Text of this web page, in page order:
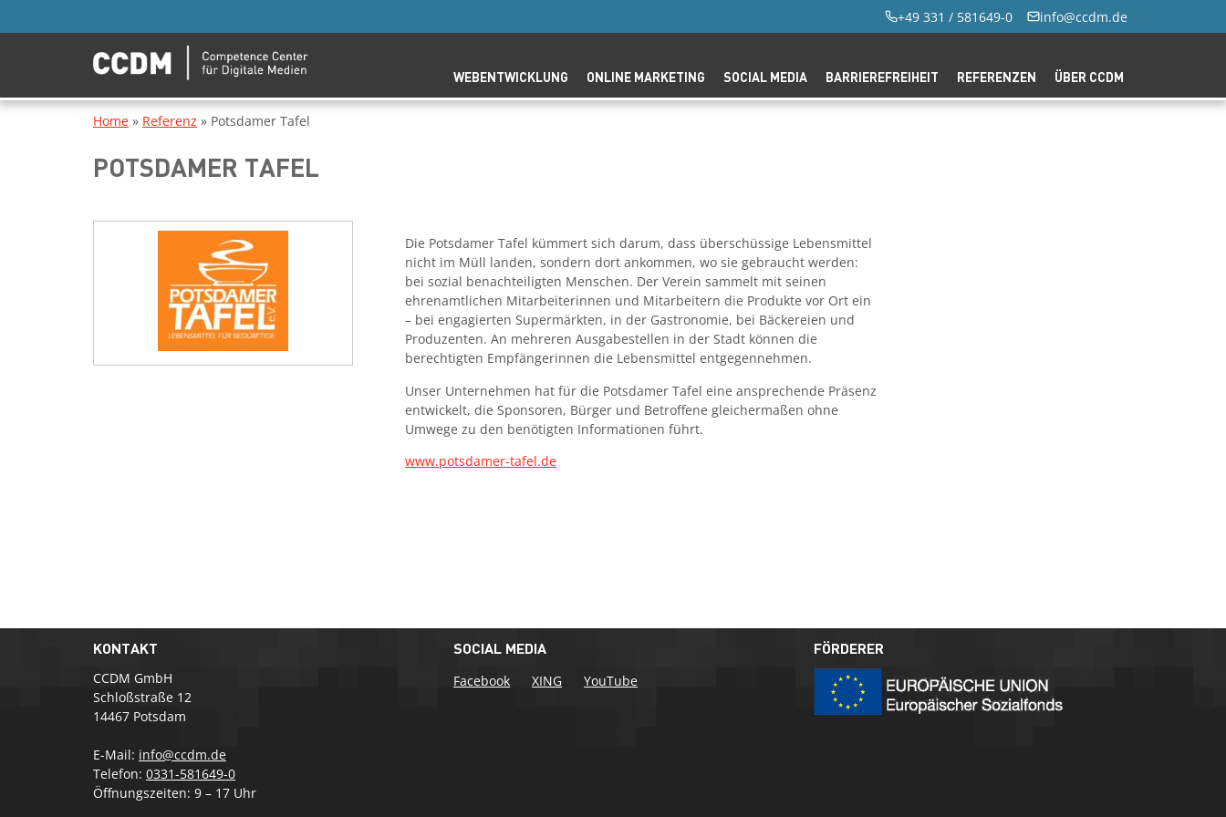
+49 331 / 581649-0 info@ccdm.de
WEBENTWICKLUNG ONLINE MARKETING SOCIAL MEDIA BARRIEREFREIHEIT REFERENZEN ÜBER CCDM
Home » Referenz » Potsdamer Tafel
POTSDAMER TAFEL
Die Potsdamer Tafel kümmert sich darum, dass überschüssige Lebensmittel
nicht im Müll landen, sondern dort ankommen, wo sie gebraucht werden:
bei sozial benachteiligten Menschen. Der Verein sammelt mit seinen
ehrenamtlichen Mitarbeiterinnen und Mitarbeitern die Produkte vor Ort ein
– bei engagierten Supermärkten, in der Gastronomie, bei Bäckereien und
Produzenten. An mehreren Ausgabestellen in der Stadt können die
berechtigten Empfängerinnen die Lebensmittel entgegennehmen.
Unser Unternehmen hat für die Potsdamer Tafel eine ansprechende Präsenz
entwickelt, die Sponsoren, Bürger und Betroffene gleichermaßen ohne
Umwege zu den benötigten Informationen führt.
www.potsdamer-tafel.de
KONTAKT
CCDM GmbH
Schloßstraße 12
14467 Potsdam
E-Mail: info@ccdm.de
Telefon: 0331-581649-0
Öffnungszeiten: 9 – 17 Uhr
SOCIAL MEDIA
Facebook
XING YouTube
FÖRDERER